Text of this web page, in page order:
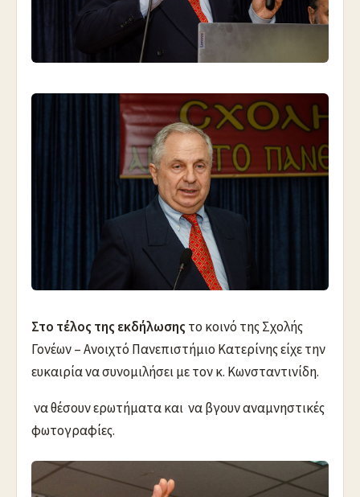
Στο τέλος της εκδήλωσης το κοινό της Σχολής
Γονέων – Ανοιχτό Πανεπιστήμιο Κατερίνης είχε την
ευκαιρία να συνομιλήσει με τον κ. Κωνσταντινίδη.
να θέσουν ερωτήματα και να βγουν αναμνηστικές
φωτογραφίες.